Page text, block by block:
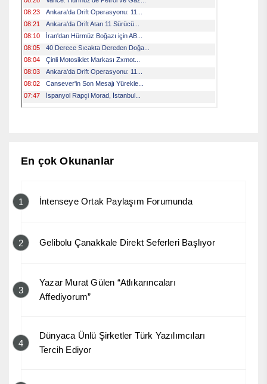
En çok Okunanlar
1 İntenseye Ortak Paylaşım Forumunda
2 Gelibolu Çanakkale Direkt Seferleri Başlıyor
3
Yazar Murat Gülen “Atlıkarıncaları
Affediyorum”
4
Dünyaca Ünlü Şirketler Türk Yazılımcıları
Tercih Ediyor